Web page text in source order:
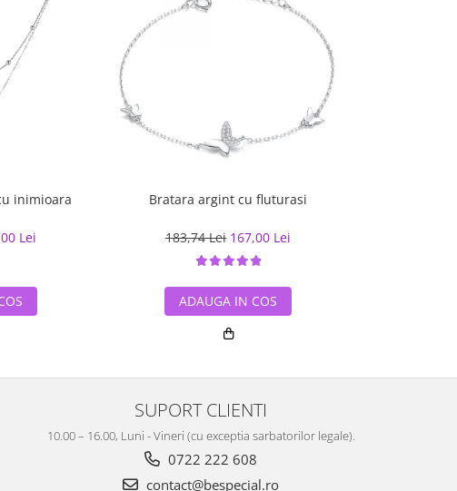
inimioara
Lei
Bratara argint cu fluturasi
183,74 Lei 167,00 Lei
ADAUGA IN COS
SUPORT CLIENTI
10.00 – 16.00, Luni - Vineri (cu exceptia sarbatorilor legale).
0722 222 608
contact@bespecial.ro